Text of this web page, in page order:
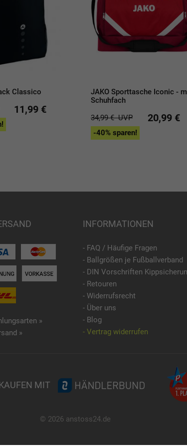
Classico
11,99 €
JAKO Sporttasche Iconic -
Schuhfach
34,99 €UVP 20,99 €
-40% sparen!
»
»
INFORMATIONEN
- FAQ / Häufige Fragen
- Ballgrößen je Fußballverband
- DIN Vorschriften
- Retouren
- Widerrufsrecht
- Über uns
- Blog
- Vertrag widerrufen
MIT
© 2026 anstoss24.de